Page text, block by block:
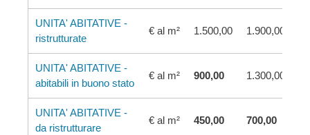
UNITA' ABITATIVE -
ristrutturate
€ al m² 1.500,00 1.900,00
UNITA' ABITATIVE -
abitabili in buono stato
€ al m² 900,00 1.300,00
UNITA' ABITATIVE -
da ristrutturare
€ al m² 450,00 700,00